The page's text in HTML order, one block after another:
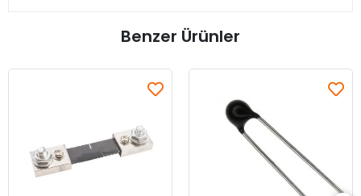
Benzer Ürünler